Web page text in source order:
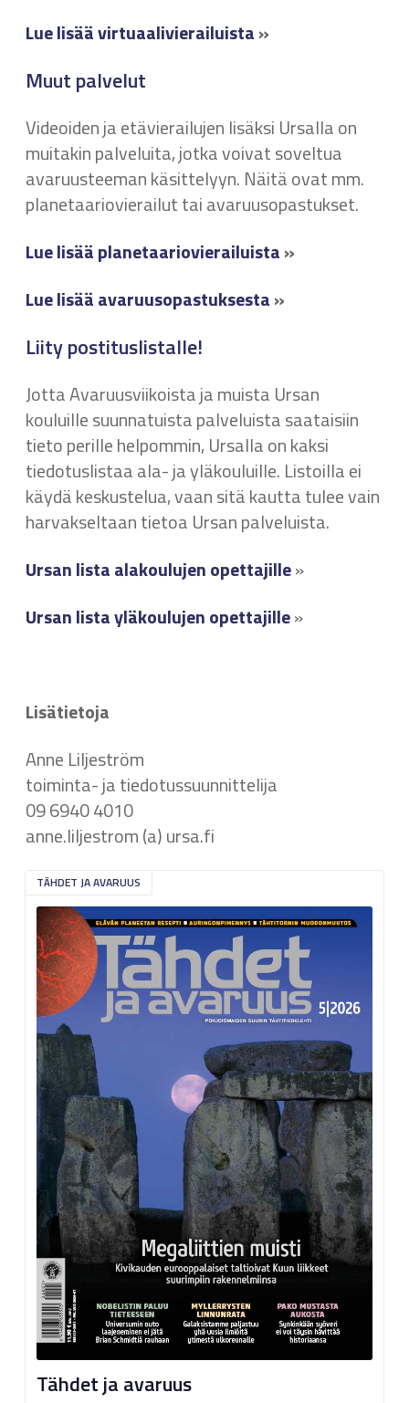
Lue lisää virtuaalivierailuista»
Muut palvelut
Videoiden ja etävierailujen lisäksi Ursalla on
muitakin palveluita, jotka voivat soveltua
avaruusteeman käsittelyyn. Näitä ovat mm.
planetaariovierailut tai avaruusopastukset.
Lue lisää planetaariovierailuista»
Lue lisää avaruusopastuksesta»
Liity postituslistalle!
Jotta Avaruusviikoista ja muista Ursan
kouluille suunnatuista palveluista saataisiin
tieto perille helpommin, Ursalla on kaksi
tiedotuslistaa ala- ja yläkouluille. Listoilla ei
käydä keskustelua, vaan sitä kautta tulee vain
harvakseltaan tietoa Ursan palveluista.
Ursan lista alakoulujen opettajille»
Ursan lista yläkoulujen opettajille»
Lisätietoja
Anne Liljeström
toiminta- ja tiedotussuunnittelija
09 6940 4010
anne.liljestrom (a) ursa.fi
TÄHDET JA AVARUUS
Tähdet ja avaruus